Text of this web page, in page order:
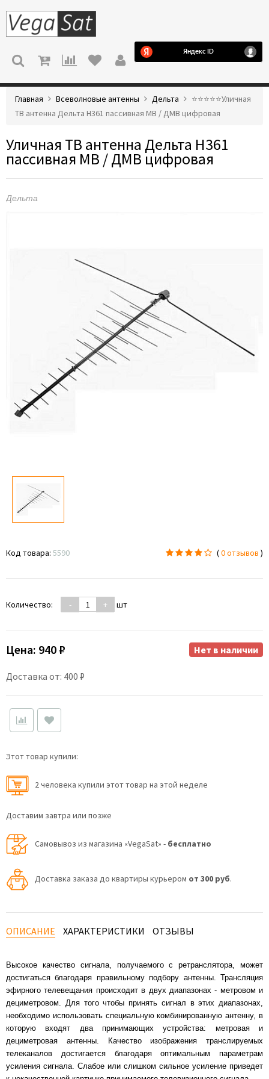
МЕНЮ
Главная Всеволновые антенны Дельта
⭐️⭐️⭐️⭐️⭐️Уличная
ТВ антенна Дельта Н361 пассивная МВ / ДМВ цифровая
Уличная ТВ антенна Дельта Н361
пассивная МВ / ДМВ цифровая
Дельта
Код товара: 5590 (0 отзывов )
Количество: - + шт
Цена: 940 ₽
Доставка от: 400 ₽
Нет в наличии
Этот товар купили:
2 человекa купили этот товар на этой неделе
Доставим завтра или позже
Самовывоз из магазина «VegaSat» - бесплатно
Доставка заказа до квартиры курьером от 300 руб.
ОПИСАНИЕ ХАРАКТЕРИСТИКИ ОТЗЫВЫ
Высокое качество сигнала, получаемого с ретранслятора, может
достигаться благодаря правильному подбору антенны. Трансляция
эфирного телевещания происходит в двух диапазонах - метровом и
дециметровом. Для того чтобы принять сигнал в этих диапазонах,
необходимо использовать специальную комбинированную антенну, в
которую входят два принимающих устройства: метровая и
дециметровая антенны. Качество изображения транслируемых
телеканалов достигается благодаря оптимальным параметрам
усиления сигнала. Слабое или слишком сильное усиление приведет